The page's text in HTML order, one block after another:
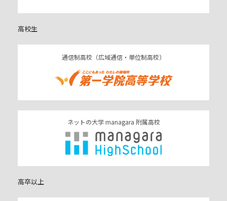
高校生
通信制高校（広域通信・単位制高校）
ネットの大学 managara 附属高校
高卒以上